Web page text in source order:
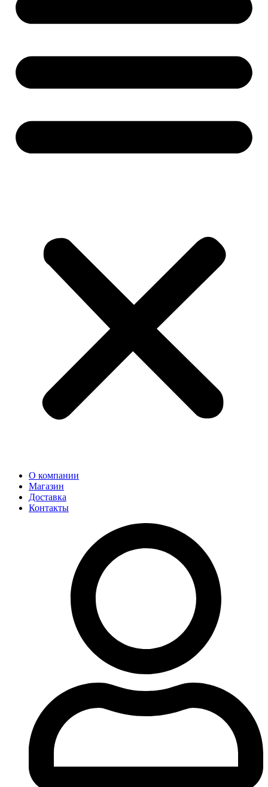
О компании
Магазин
Доставка
Контакты